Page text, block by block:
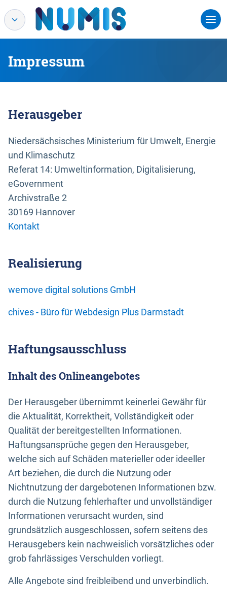
Impressum
Herausgeber
Niedersächsisches Ministerium für Umwelt, Energie
und Klimaschutz
Referat 14: Umweltinformation, Digitalisierung,
eGovernment
Archivstraße 2
30169 Hannover
Kontakt
Realisierung
wemove digital solutions GmbH
chives - Büro für Webdesign Plus Darmstadt
Haftungsausschluss
Inhalt des Onlineangebotes
Der Herausgeber übernimmt keinerlei Gewähr für
die Aktualität, Korrektheit, Vollständigkeit oder
Qualität der bereitgestellten Informationen.
Haftungsansprüche gegen den Herausgeber,
welche sich auf Schäden materieller oder ideeller
Art beziehen, die durch die Nutzung oder
Nichtnutzung der dargebotenen Informationen bzw.
durch die Nutzung fehlerhafter und unvollständiger
Informationen verursacht wurden, sind
grundsätzlich ausgeschlossen, sofern seitens des
Herausgebers kein nachweislich vorsätzliches oder
grob fahrlässiges Verschulden vorliegt.
Alle Angebote sind freibleibend und unverbindlich.